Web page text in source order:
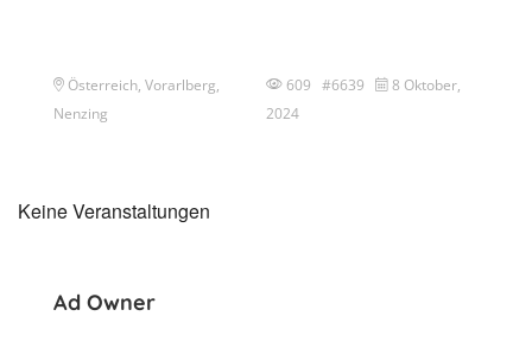
Österreich, Vorarlberg,
Nenzing
609 #6639
8 Oktober,
2024
Keine Veranstaltungen
Ad Owner